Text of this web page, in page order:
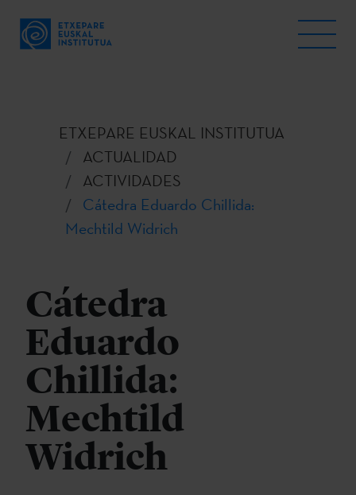
ETXEPARE EUSKAL INSTITUTUA
ACTUALIDAD
ACTIVIDADES
Cátedra Eduardo Chillida:
Mechtild Widrich
Cátedra
Eduardo
Chillida:
Mechtild
Widrich